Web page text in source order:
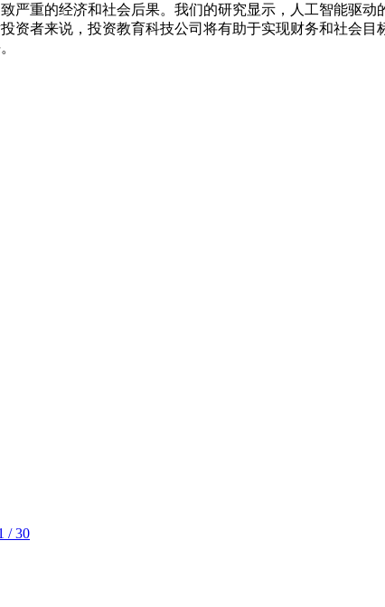
严重的经济和社会后果。我们的研究显示，人工智能驱
资者来说，投资教育科技公司将有助于实现财务和社会
/ 30